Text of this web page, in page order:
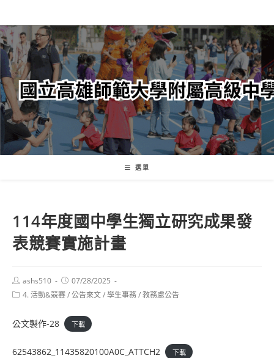
轉
至
主
內
容
選單
114年度國中學生獨立研究成果發
表競賽實施計畫
Post
author:
ashs510
Post
published:
07/28/2025
Post4. 活動&競賽/公告來文/學生事務/教務處公告
公文製作-28 下載
62543862_11435820100A0C_ATTCH2 下載